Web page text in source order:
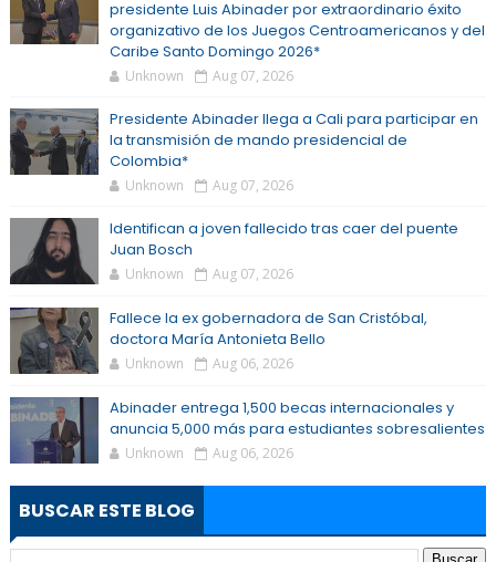
presidente Luis Abinader por extraordinario éxito
organizativo de los Juegos Centroamericanos y del
Caribe Santo Domingo 2026*
Unknown Aug 07, 2026
Presidente Abinader llega a Cali para participar en
la transmisión de mando presidencial de
Colombia*
Unknown Aug 07, 2026
Identifican a joven fallecido tras caer del puente
Juan Bosch
Unknown Aug 07, 2026
Fallece la ex gobernadora de San Cristóbal,
doctora María Antonieta Bello
Unknown Aug 06, 2026
Abinader entrega 1,500 becas internacionales y
anuncia 5,000 más para estudiantes sobresalientes
Unknown Aug 06, 2026
BUSCAR ESTE BLOG